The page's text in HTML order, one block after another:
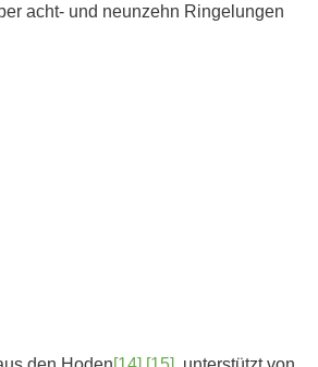
acht- und neunzehn Ringelungen